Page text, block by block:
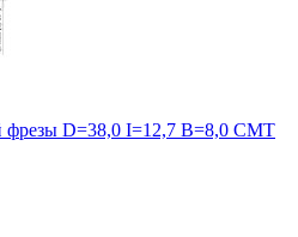
фрезы D=38,0 I=12,7 B=8,0 CMT